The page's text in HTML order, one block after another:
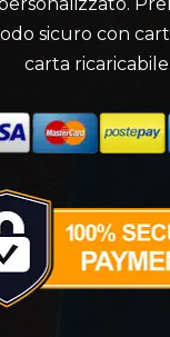
sicuro con
carta ricaricabile.